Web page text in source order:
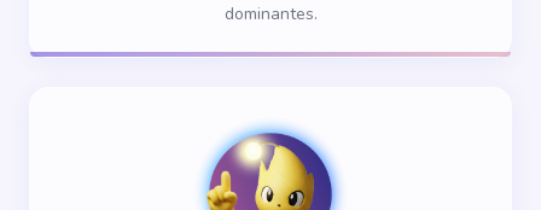
dominantes.